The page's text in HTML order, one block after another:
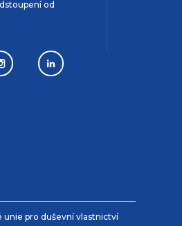
od
unie pro duševní vlastnictví